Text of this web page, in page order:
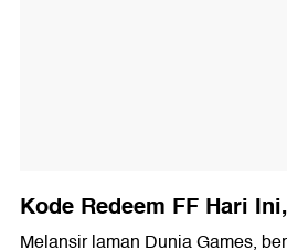
Kode Redeem FF Hari
Melansir laman Dunia Games,